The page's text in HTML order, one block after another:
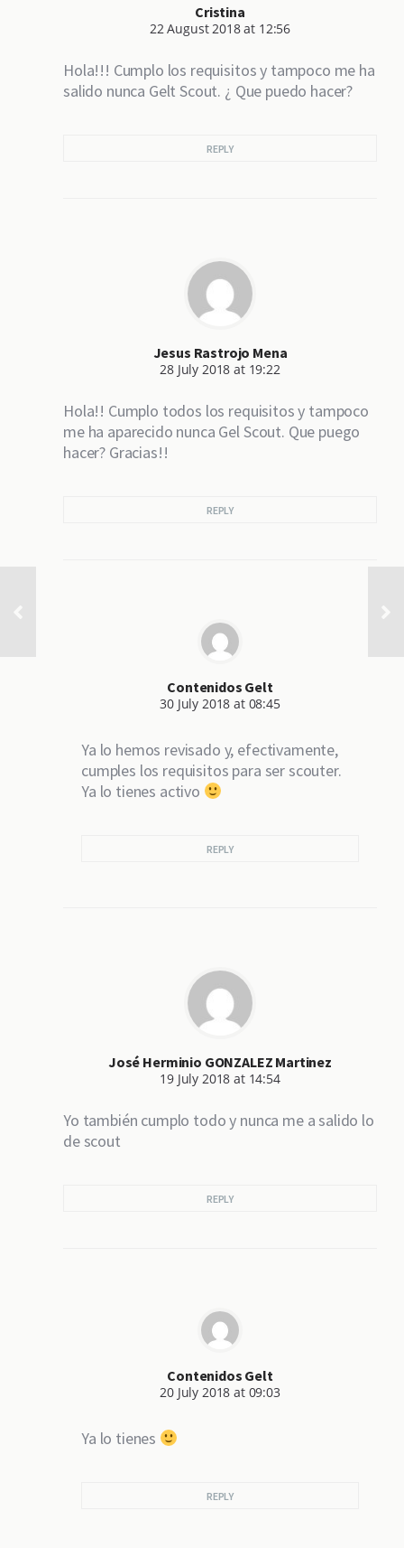
Cristina
22 August 2018 at 12:56
Hola!!! Cumplo los requisitos y tampoco me ha
salido nunca Gelt Scout. ¿ Que puedo hacer?
REPLY
Jesus Rastrojo Mena
28 July 2018 at 19:22
Hola!! Cumplo todos los requisitos y tampoco
me ha aparecido nunca Gel Scout. Que puego
hacer? Gracias!!
REPLY
Contenidos Gelt
30 July 2018 at 08:45
Ya lo hemos revisado y, efectivamente,
cumples los requisitos para ser scouter.
Ya lo tienes activo
REPLY
José Herminio GONZALEZ Martinez
19 July 2018 at 14:54
Yo también cumplo todo y nunca me a salido lo
de scout
REPLY
Contenidos Gelt
20 July 2018 at 09:03
Ya lo tienes
REPLY